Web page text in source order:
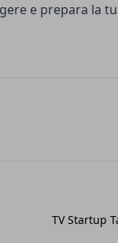
e prepara la
TV Startup